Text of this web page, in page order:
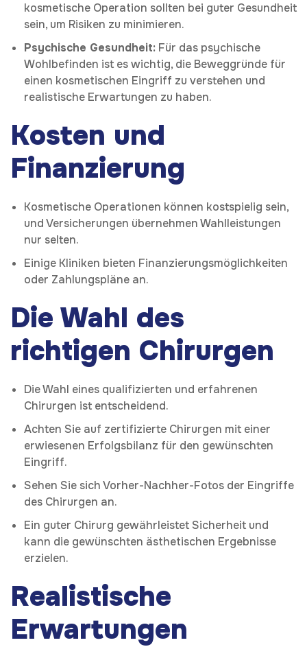
kosmetische Operation sollten bei guter Gesundheit
sein, um Risiken zu minimieren.
Psychische Gesundheit: Für das psychische
Wohlbefinden ist es wichtig, die Beweggründe für
einen kosmetischen Eingriff zu verstehen und
realistische Erwartungen zu haben.
Kosten und
Finanzierung
Kosmetische Operationen können kostspielig sein,
und Versicherungen übernehmen Wahlleistungen
nur selten.
Einige Kliniken bieten Finanzierungsmöglichkeiten
oder Zahlungspläne an.
Die Wahl des
richtigen Chirurgen
Die Wahl eines qualifizierten und erfahrenen
Chirurgen ist entscheidend.
Achten Sie auf zertifizierte Chirurgen mit einer
erwiesenen Erfolgsbilanz für den gewünschten
Eingriff.
Sehen Sie sich Vorher-Nachher-Fotos der Eingriffe
des Chirurgen an.
Ein guter Chirurg gewährleistet Sicherheit und
kann die gewünschten ästhetischen Ergebnisse
erzielen.
Realistische
Erwartungen